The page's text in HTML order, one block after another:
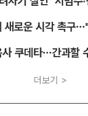
더보기 >